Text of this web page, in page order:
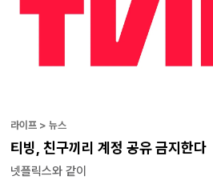
라이프 > 뉴스
티빙, 친구끼리 계정 공유 금지한다
넷플릭스와 같이